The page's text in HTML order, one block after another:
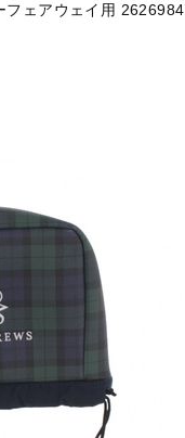
フェアウェイ用 2626984